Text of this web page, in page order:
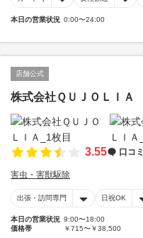
本日の営業状況 0:00〜24:00
店舗公式
株式会社ＱＵＪＯＬＩＡ
3.55 口コミ
害虫・害獣駆除
出張・訪問専門 日祝OK
本日の営業状況 9:00〜18:00
価格帯
￥715〜￥38,500